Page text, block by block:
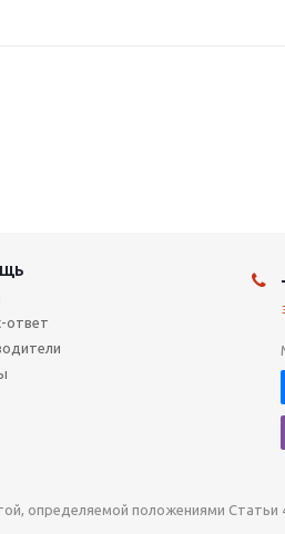
ответ
определяемой положениями